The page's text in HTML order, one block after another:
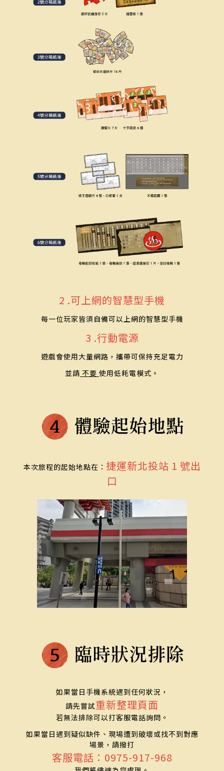
2 .可上網的智慧型手機
每一位玩家皆須自備可以上網的智慧型手機
3 .行動電源
遊戲會使用大量網路，攜帶可保持充足電力
並請 不要 使用低耗電模式。
本次旅程的起始地點在： 捷運新北投站 1 號出
口
如果當日手機系統遇到任何狀況，
請先嘗試重新整理頁面
若無法排除可以打客服電話詢問。
如果當日遇到疑似缺件、現場遭到破壞或找不到對應
場景，請撥打
客服電話：0975-917-968